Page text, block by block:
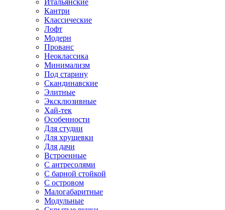
Итальянские
Кантри
Классические
Лофт
Модерн
Прованс
Неоклассика
Минимализм
Под старину
Скандинавские
Элитные
Эксклюзивные
Хай-тек
Особенности
Для студии
Для хрущевки
Для дачи
Встроенные
С антресолями
С барной стойкой
С островом
Малогабаритные
Модульные